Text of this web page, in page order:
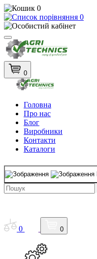
0
0
0
Головна
Про нас
Блог
Виробники
Контакти
Каталоги
0 0